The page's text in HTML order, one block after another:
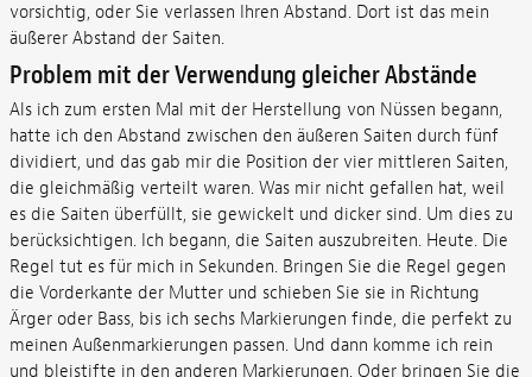
vorsichtig, oder Sie verlassen Ihren Abstand. Dort ist das mein
äußerer Abstand der Saiten.
Problem mit der Verwendung gleicher Abstände
Als ich zum ersten Mal mit der Herstellung von Nüssen begann,
hatte ich den Abstand zwischen den äußeren Saiten durch fünf
dividiert, und das gab mir die Position der vier mittleren Saiten,
die gleichmäßig verteilt waren. Was mir nicht gefallen hat, weil
es die Saiten überfüllt, sie gewickelt und dicker sind. Um dies zu
berücksichtigen. Ich begann, die Saiten auszubreiten. Heute. Die
Regel tut es für mich in Sekunden. Bringen Sie die Regel gegen
die Vorderkante der Mutter und schieben Sie sie in Richtung
Ärger oder Bass, bis ich sechs Markierungen finde, die perfekt zu
meinen Außenmarkierungen passen. Und dann komme ich rein
und bleistifte in den anderen Markierungen. Oder bringen Sie die